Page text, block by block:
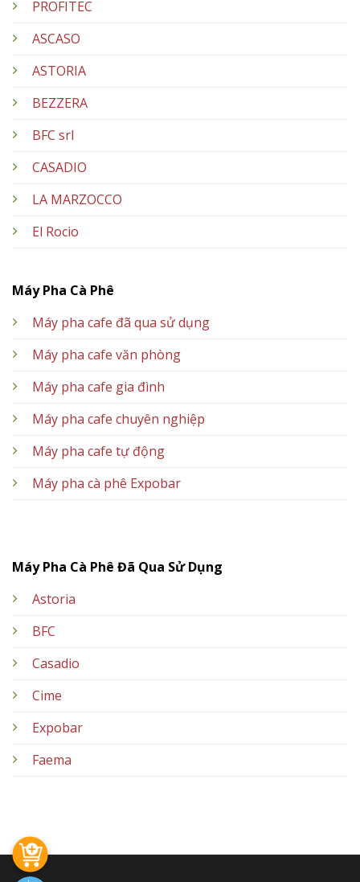
PROFITEC
ASCASO
ASTORIA
BEZZERA
BFC srl
CASADIO
LA MARZOCCO
El Rocio
Máy Pha Cà Phê
Máy pha cafe đã qua sử dụng
Máy pha cafe văn phòng
Máy pha cafe gia đình
Máy pha cafe chuyên nghiệp
Máy pha cafe tự động
Máy pha cà phê Expobar
Máy Pha Cà Phê Đã Qua Sử Dụng
Astoria
BFC
Casadio
Cime
Expobar
Faema